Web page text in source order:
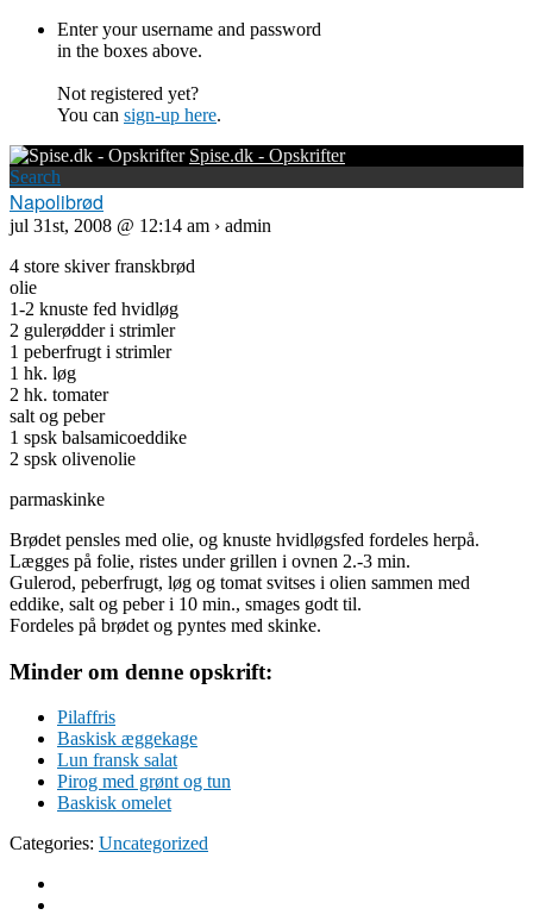
Enter your username and password
in the boxes above.
Not registered yet?
You can sign-up here.
Spise.dk - Opskrifter
Search
Napolibrød
jul 31st, 2008 @ 12:14 am › admin
4 store skiver franskbrød
olie
1-2 knuste fed hvidløg
2 gulerødder i strimler
1 peberfrugt i strimler
1 hk. løg
2 hk. tomater
salt og peber
1 spsk balsamicoeddike
2 spsk olivenolie
parmaskinke
Brødet pensles med olie, og knuste hvidløgsfed fordeles herpå.
Lægges på folie, ristes under grillen i ovnen 2.-3 min.
Gulerod, peberfrugt, løg og tomat svitses i olien sammen med
eddike, salt og peber i 10 min., smages godt til.
Fordeles på brødet og pyntes med skinke.
Minder om denne opskrift:
Pilaffris
Baskisk æggekage
Lun fransk salat
Pirog med grønt og tun
Baskisk omelet
Categories: Uncategorized